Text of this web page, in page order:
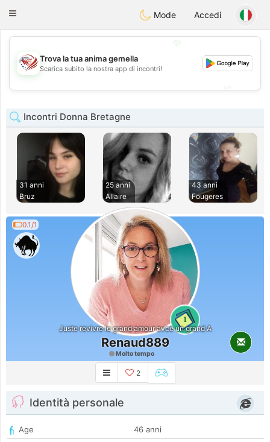
StatesDating
Toggle
Mode Accedi
💖
💕
Trova la tua anima gemella
Scarica subito la nostra app di incontri!
Incontri Donna Bretagne
31 anni
Bruz
25 anni
Allaire
43 anni
Fougeres
0.1/1
1
Juste revivre le grand amour avce un grand A
Renaud889
Molto tempo
2
Identità personale
Age
46 anni